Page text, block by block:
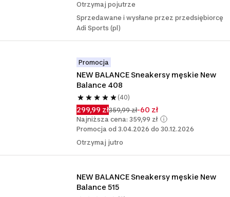
Otrzymaj pojutrze
Sprzedawane i wysłane przez przedsiębiorcę
Adi Sports (pl)
Promocja
NEW BALANCE Sneakersy męskie New
Balance 408
(40)
299,99 zł359,99 zł-60 zł
Najniższa cena: 359,99 zł
Promocja od 3.04.2026 do 30.12.2026
Otrzymaj jutro
NEW BALANCE Sneakersy męskie New
Balance 515